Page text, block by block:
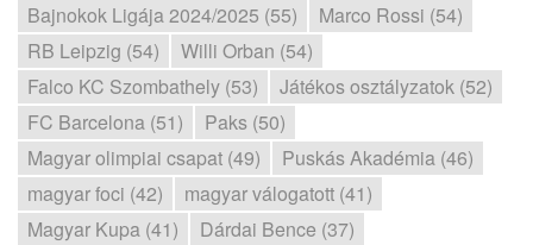
Bajnokok Ligája 2024/2025 (55)
Marco Rossi (54)
RB Leipzig (54)
Willi Orban (54)
Falco KC Szombathely (53)
Játékos osztályzatok (52)
FC Barcelona (51)
Paks (50)
Magyar olimpiai csapat (49)
Puskás Akadémia (46)
magyar foci (42)
magyar válogatott (41)
Magyar Kupa (41)
Dárdai Bence (37)